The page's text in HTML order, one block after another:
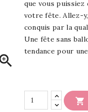
que vous
votre fête. Allez-
conquis par la
Une fête sans
tendance pour
